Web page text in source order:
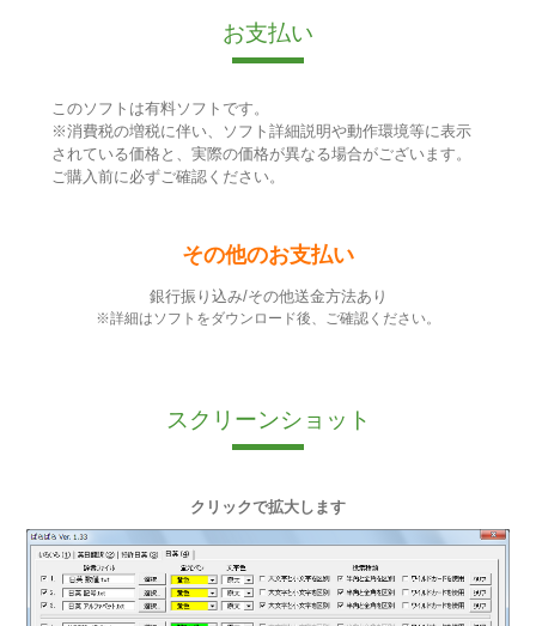
お支払い
このソフトは有料ソフトです。
※消費税の増税に伴い、ソフト詳細説明や動作環境等に表示
されている価格と、実際の価格が異なる場合がございます。
ご購入前に必ずご確認ください。
その他のお支払い
銀行振り込み/その他送金方法あり
※詳細はソフトをダウンロード後、ご確認ください。
スクリーンショット
クリックで拡大します